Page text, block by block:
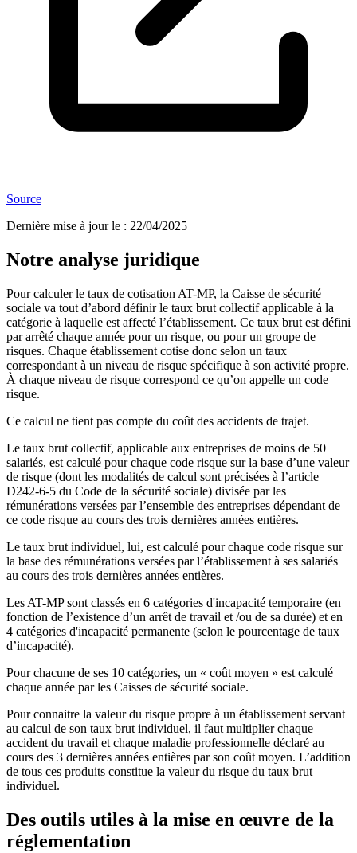
Source
Dernière mise à jour le : 22/04/2025
Notre analyse juridique
Pour calculer le taux de cotisation AT-MP, la Caisse de sécurité
sociale va tout d’abord définir le taux brut collectif applicable à la
catégorie à laquelle est affecté l’établissement. Ce taux brut est défini
par arrêté chaque année pour un risque, ou pour un groupe de
risques. Chaque établissement cotise donc selon un taux
correspondant à un niveau de risque spécifique à son activité propre.
À chaque niveau de risque correspond ce qu’on appelle un code
risque.
Ce calcul ne tient pas compte du coût des accidents de trajet.
Le taux brut collectif, applicable aux entreprises de moins de 50
salariés, est calculé pour chaque code risque sur la base d’une valeur
de risque (dont les modalités de calcul sont précisées à l’article
D242-6-5 du Code de la sécurité sociale) divisée par les
rémunérations versées par l’ensemble des entreprises dépendant de
ce code risque au cours des trois dernières années entières.
Le taux brut individuel, lui, est calculé pour chaque code risque sur
la base des rémunérations versées par l’établissement à ses salariés
au cours des trois dernières années entières.
Les AT-MP sont classés en 6 catégories d'incapacité temporaire (en
fonction de l’existence d’un arrêt de travail et /ou de sa durée) et en
4 catégories d'incapacité permanente (selon le pourcentage de taux
d’incapacité).
Pour chacune de ses 10 catégories, un « coût moyen » est calculé
chaque année par les Caisses de sécurité sociale.
Pour connaitre la valeur du risque propre à un établissement servant
au calcul de son taux brut individuel, il faut multiplier chaque
accident du travail et chaque maladie professionnelle déclaré au
cours des 3 dernières années entières par son coût moyen. L’addition
de tous ces produits constitue la valeur du risque du taux brut
individuel.
Des outils utiles à la mise en œuvre de la
réglementation